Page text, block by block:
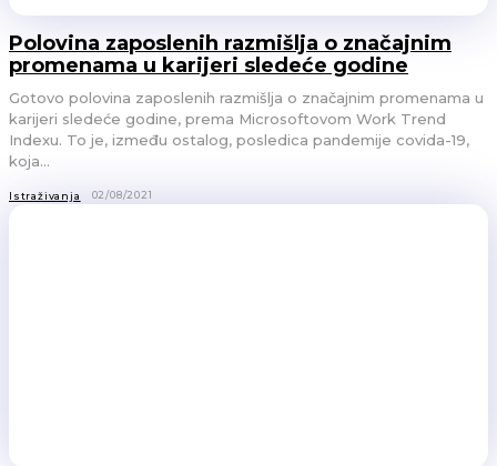
Polovina zaposlenih razmišlja o značajnim
promenama u karijeri sledeće godine
Gotovo polovina zaposlenih razmišlja o značajnim promenama u
karijeri sledeće godine, prema Microsoftovom Work Trend
Indexu. To je, između ostalog, posledica pandemije covida-19,
koja...
Istraživanja 02/08/2021